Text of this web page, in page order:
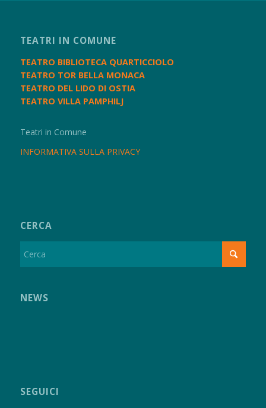
TEATRI IN COMUNE
TEATRO BIBLIOTECA QUARTICCIOLO
TEATRO TOR BELLA MONACA
TEATRO DEL LIDO DI OSTIA
TEATRO VILLA PAMPHILJ
Teatri in Comune
INFORMATIVA SULLA PRIVACY
CERCA
NEWS
SEGUICI